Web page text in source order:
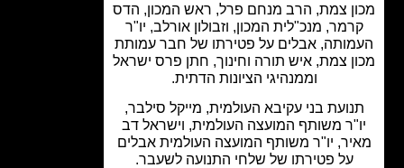
צמת, הרב מנחם פרל, ראש המכון, הדס
מנכ"לית המכון, וזבולון אורלב, יו"ר
אבלים על פטירתו של חבר עמותת
צמת, איש תורה וחינוך, חתן פרס ישראל
וממנהיגי הציונות הדתית.
בני עקיבא העולמית, מייקל סילבר,
משותף המועצה העולמית, וישראל דב
יו"ר משותף המועצה העולמית אבלים
על פטירתו של שלחי התנועה לשעבר.